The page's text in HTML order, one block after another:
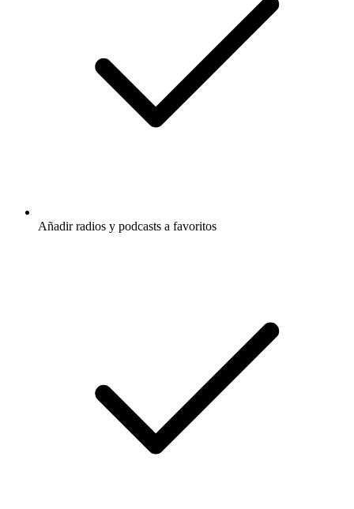
Añadir radios y podcasts a favoritos